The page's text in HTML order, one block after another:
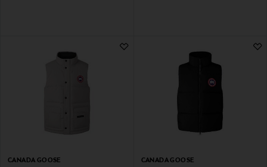
CANADA GOOSE
CANADA GOOSE